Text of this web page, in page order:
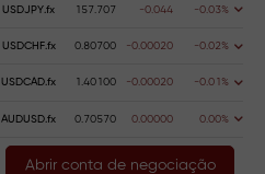
USDJPY.fx 157.707 -0.044 -0.03%
USDCHF.fx 0.80700 -0.00020 -0.02%
USDCAD.fx 1.40100 -0.00020 -0.01%
AUDUSD.fx 0.70570 0.00000 0.00%
Abrir conta de negociação